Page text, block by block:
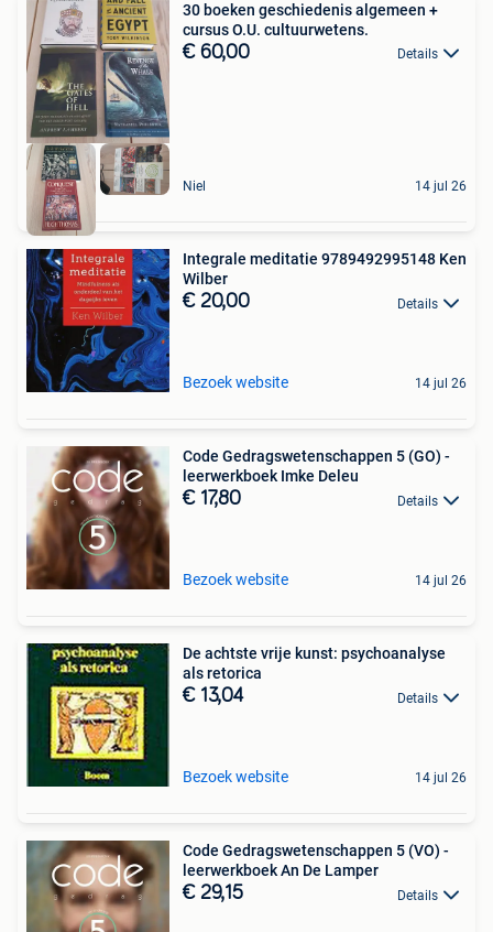
30 boeken geschiedenis algemeen +
cursus O.U. cultuurwetens.
€ 60,00 Details
Niel 14 jul 26
Integrale meditatie 9789492995148 Ken
Wilber
€ 20,00 Details
Bezoek website 14 jul 26
Code Gedragswetenschappen 5 (GO) -
leerwerkboek Imke Deleu
€ 17,80 Details
Bezoek website 14 jul 26
De achtste vrije kunst: psychoanalyse
als retorica
€ 13,04 Details
Bezoek website 14 jul 26
Code Gedragswetenschappen 5 (VO) -
leerwerkboek An De Lamper
€ 29,15 Details